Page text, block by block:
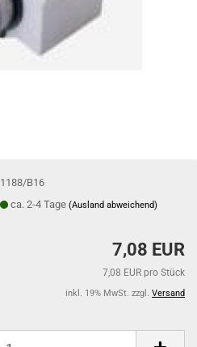
1188/B16
ca. 2-4 Tage(Ausland abweichend)
7,08 EUR
7,08 EUR pro Stück
inkl. 19% MwSt. zzgl. Versand